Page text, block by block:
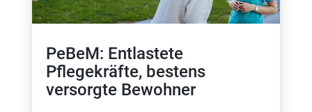
PeBeM: Entlastete
Pflegekräfte, bestens
versorgte Bewohner